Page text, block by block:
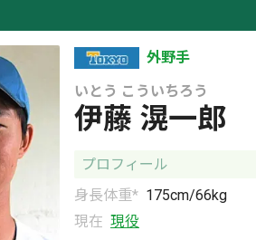
外野手
伊藤 滉一郎
いとう こういちろう
プロフィール
身長体重* 175cm/66kg
現在 現役